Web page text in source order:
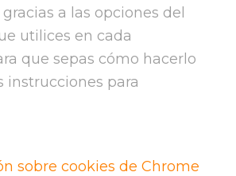
a las opciones del
utilices en cada
que sepas cómo hacerlo
instrucciones para
sobre cookies de Chrome